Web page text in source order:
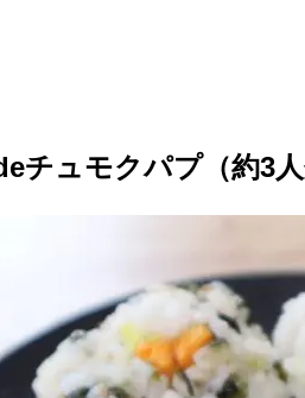
チュモクパプ（約3人